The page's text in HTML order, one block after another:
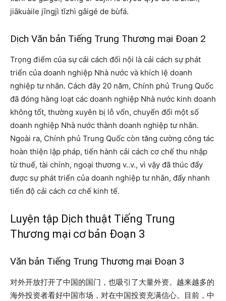
jiākuàile jīngjì tǐzhì gǎigé de bùfá.
Dịch Văn bản Tiếng Trung Thương mại Đoạn 2
Trọng điểm của sự cải cách đối nội là cải cách sự phát
triển của doanh nghiệp Nhà nước và khích lệ doanh
nghiệp tư nhân. Cách đây 20 năm, Chính phủ Trung Quốc
đã đóng hàng loạt các doanh nghiệp Nhà nước kinh doanh
không tốt, thường xuyên bị lỗ vốn, chuyển đổi một số
doanh nghiệp Nhà nước thành doanh nghiệp tư nhân.
Ngoài ra, Chính phủ Trung Quốc còn tăng cường công tác
hoàn thiện lập pháp, tiến hành cải cách cơ chế thu nhập
từ thuế, tài chính, ngoại thương v..v., vì vậy đã thúc đẩy
được sự phát triển của doanh nghiệp tư nhân, đẩy nhanh
tiến độ cải cách cơ chế kinh tế.
Luyện tập Dịch thuật Tiếng Trung
Thương mại cơ bản Đoạn 3
Văn bản Tiếng Trung Thương mại Đoạn 3
对外开放打开了中国的国门，也吸引了大量外资。越来越多的
海外投资者看好中国市场，对在中国投资充满信心。目前，中